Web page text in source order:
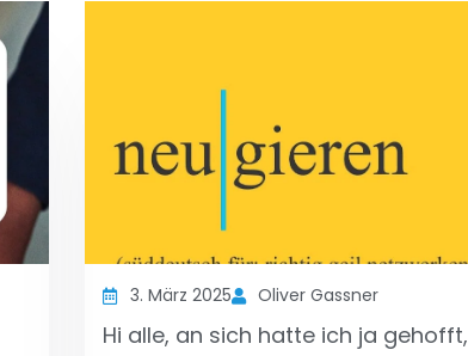
3. März 2025 Oliver Gassner
Hi alle, an sich hatte ich ja gehofft,